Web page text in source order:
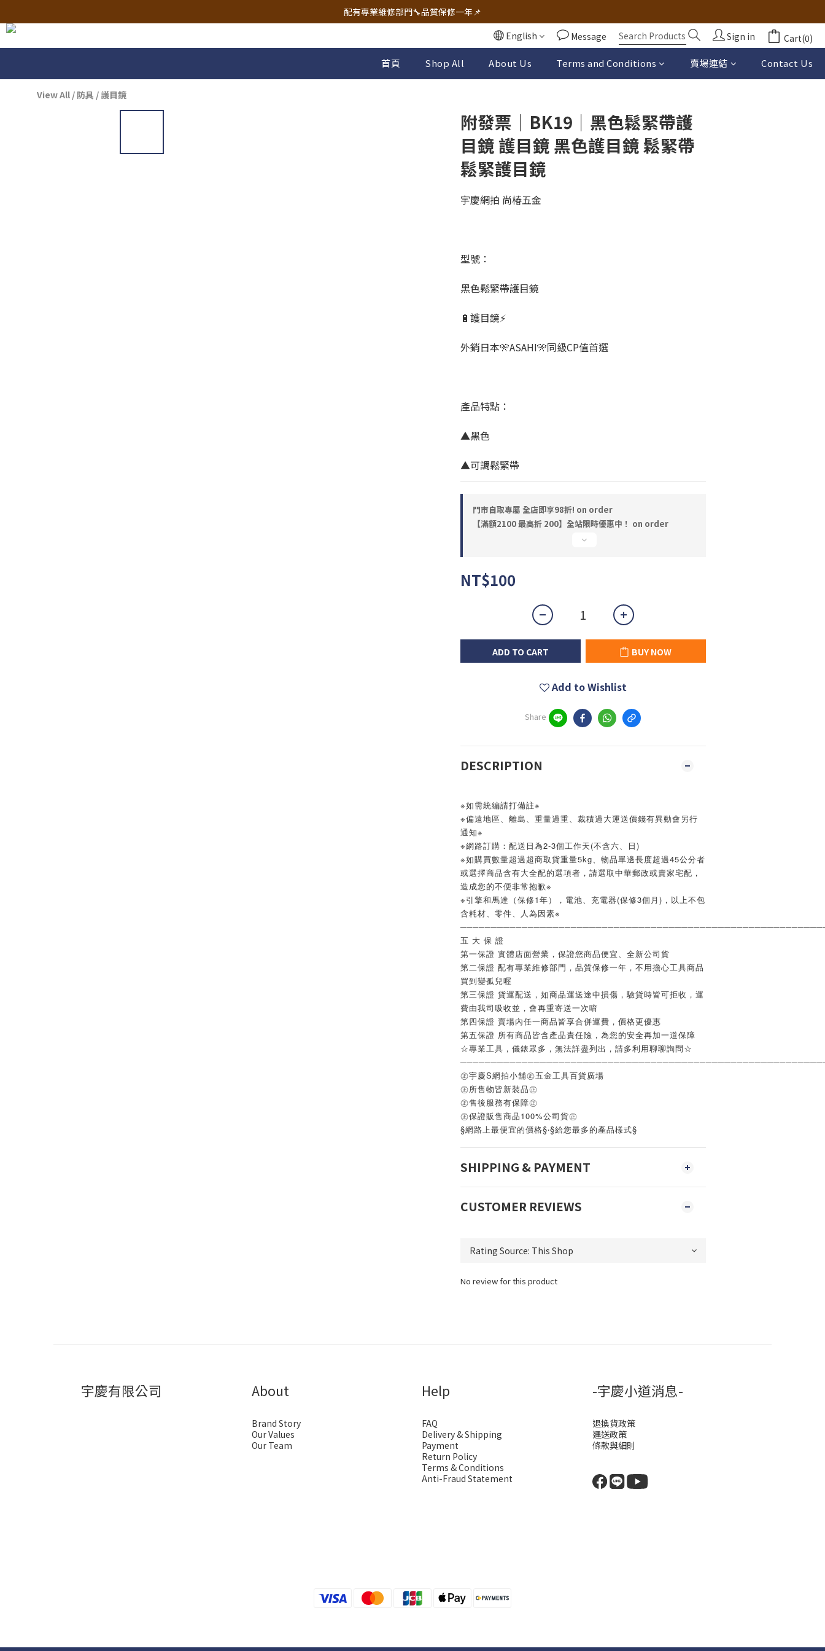
🔧電動工具&五金唯一首選 宇慶五金網拍🔧
配有專業維修部門🔧品質保修一年📌
🔧電動工具&五金唯一首選 宇慶五金網拍🔧
English Message Sign in Cart(0)
首頁 Shop All About Us Terms and Conditions 賣場連結 Contact Us
View All / 防具 /護目鏡
附發票｜BK19｜黑色鬆緊帶護
目鏡 護目鏡 黑色護目鏡 鬆緊帶
鬆緊護目鏡
宇慶網拍 尚椿五金
型號：
黑色鬆緊帶護目鏡
🔋護目鏡⚡
外銷日本🎌ASAHI🎌同級CP值首選
產品特點：
▲黑色
▲可調鬆緊帶
門市自取專屬 全店即享98折! on order
【滿額2100 最高折 200】全站限時優惠中！ on order
NT$100
ADD TO CART BUY NOW
Add to Wishlist
Share
DESCRIPTION
※如需統編請打備註※
※偏遠地區、離島、重量過重、裁積過大運送價錢有異動會另行
通知※
※網路訂購：配送日為2-3個工作天(不含六、日)
※如購買數量超過超商取貨重量5kg、物品單邊長度超過45公分者
或選擇商品含有大全配的選項者，請選取中華郵政或賣家宅配，
造成您的不便非常抱歉※
※引擎和馬達（保修1年），電池、充電器(保修3個月)，以上不包
含耗材、零件、人為因素※
五 大 保 證
第一保證 實體店面營業，保證您商品便宜、全新公司貨
第二保證 配有專業維修部門，品質保修一年，不用擔心工具商品
買到變孤兒喔
第三保證 貨運配送，如商品運送途中損傷，驗貨時皆可拒收，運
費由我司吸收並，會再重寄送一次唷
第四保證 賣場內任一商品皆享合併運費，價格更優惠
第五保證 所有商品皆含產品責任險，為您的安全再加一道保障
☆專業工具，儀錶眾多，無法詳盡列出，請多利用聊聊詢問☆
㊣宇慶S網拍小舖㊣五金工具百貨廣場
㊣所售物皆新裝品㊣
㊣售後服務有保障㊣
㊣保證販售商品100%公司貨㊣
§網路上最便宜的價格§‧§給您最多的產品樣式§
SHIPPING & PAYMENT
CUSTOMER REVIEWS
No review for this product
BUY NOW
宇慶有限公司 About
Brand Story
Our Values
Our Team
Help
FAQ
Delivery & Shipping
Payment
Return Policy
Terms & Conditions
Anti-Fraud Statement
-宇慶小道消息-
退換貨政策
運送政策
條款與細則